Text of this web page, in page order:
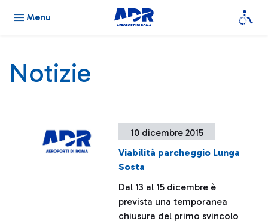
Menu
Notizie
10 dicembre 2015
Viabilità parcheggio Lunga
Sosta
Dal 13 al 15 dicembre è
prevista una temporanea
chiusura del primo svincolo